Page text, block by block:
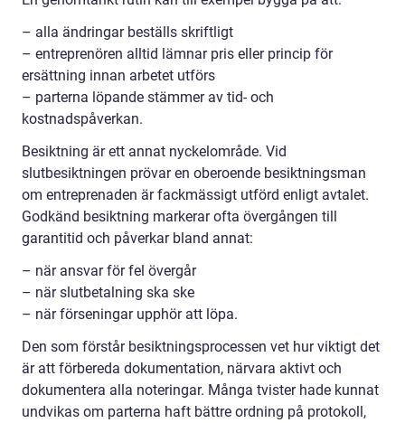
– alla ändringar beställs skriftligt
– entreprenören alltid lämnar pris eller princip för
ersättning innan arbetet utförs
– parterna löpande stämmer av tid- och
kostnadspåverkan.
Besiktning är ett annat nyckelområde. Vid
slutbesiktningen prövar en oberoende besiktningsman
om entreprenaden är fackmässigt utförd enligt avtalet.
Godkänd besiktning markerar ofta övergången till
garantitid och påverkar bland annat:
– när ansvar för fel övergår
– när slutbetalning ska ske
– när förseningar upphör att löpa.
Den som förstår besiktningsprocessen vet hur viktigt det
är att förbereda dokumentation, närvara aktivt och
dokumentera alla noteringar. Många tvister hade kunnat
undvikas om parterna haft bättre ordning på protokoll,